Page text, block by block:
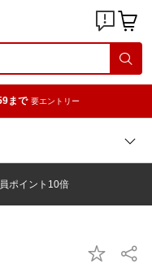
まで 要エントリー
ポイント10倍